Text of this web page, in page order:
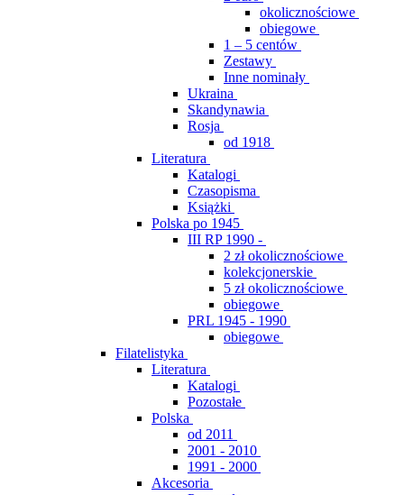
okolicznościowe
obiegowe
1 – 5 centów
Zestawy
Inne nominały
Ukraina
Skandynawia
Rosja
od 1918
Literatura
Katalogi
Czasopisma
Książki
Polska po 1945
III RP 1990 -
2 zł okolicznościowe
kolekcjonerskie
5 zł okolicznościowe
obiegowe
PRL 1945 - 1990
obiegowe
Filatelistyka
Literatura
Katalogi
Pozostałe
Polska
od 2011
2001 - 2010
1991 - 2000
Akcesoria